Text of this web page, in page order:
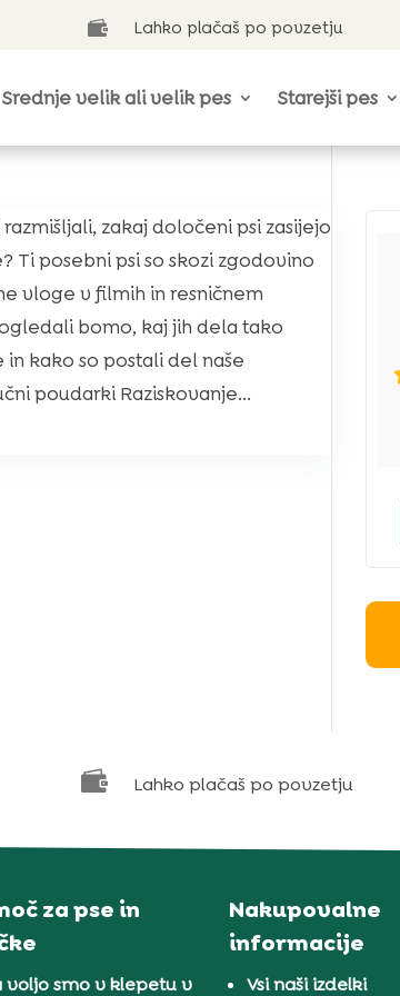
 Lahko plačaš po povzetju
Srednje velik ali velik pes Starejši pes
zakaj določeni psi zasijejo
Ti posebni psi so skozi zgodovino
vloge v filmih in resničnem
bomo, kaj jih dela tako
in kako so postali del naše
poudarki Raziskovanje...
 Lahko plačaš po povzetju
za pse in
voljo smo v klepetu v
Nakupovalne
informacije
Vsi naši izdelki